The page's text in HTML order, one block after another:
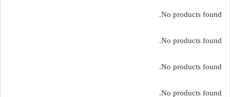
No products found.
No products found.
No products found.
No products found.